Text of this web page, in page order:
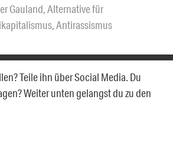
Gauland,Alternative für
,Antirassismus
Teile ihn über Social Media. Du
Weiter unten gelangst du zu den